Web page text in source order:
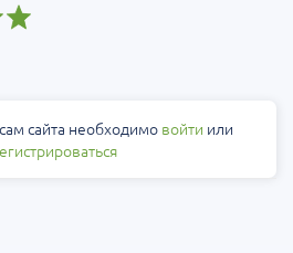
сайта необходимо войти или